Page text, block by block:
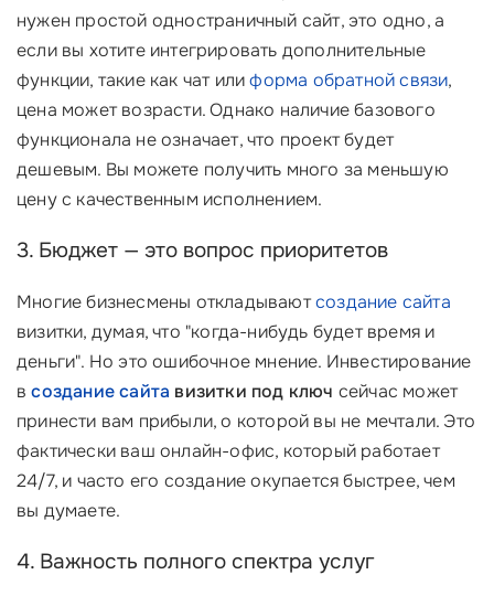
нужен простой одностраничный сайт, это одно, а
если вы хотите интегрировать дополнительные
функции, такие как чат илиформа обратной связи,
цена может возрасти. Однако наличие базового
функционала не означает, что проект будет
дешевым. Вы можете получить много за меньшую
цену с качественным исполнением.
3. Бюджет — это вопрос приоритетов
Многие бизнесмены откладываютсоздание сайта
визитки, думая, что "когда-нибудь будет время и
деньги". Но это ошибочное мнение. Инвестирование
всоздание сайта визитки под ключ сейчас может
принести вам прибыли, о которой вы не мечтали. Это
фактически ваш онлайн-офис, который работает
24/7, и часто его создание окупается быстрее, чем
вы думаете.
4. Важность полного спектра услуг